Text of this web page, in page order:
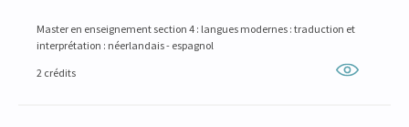
Master en enseignement section 4 : langues modernes : traduction et
interprétation : néerlandais - espagnol
2 crédits